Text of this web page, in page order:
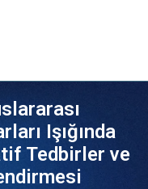
Işığında
Tedbirler ve